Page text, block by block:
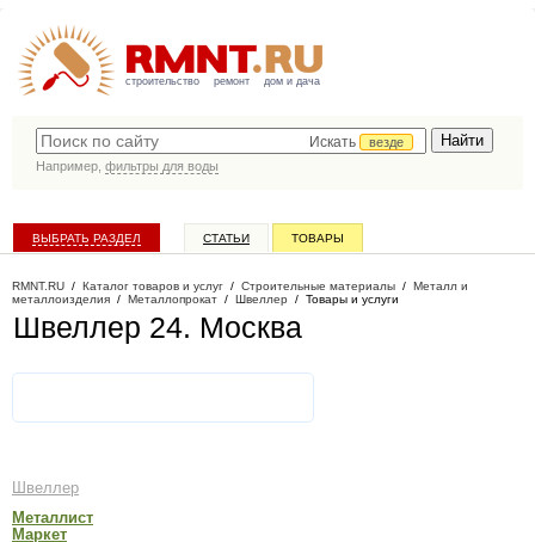
строительство ремонт дом и дача
Искать
везде
Например, фильтры для воды
ВЫБРАТЬ РАЗДЕЛ СТАТЬИ ТОВАРЫ
RMNT.RU / Каталог товаров и услуг / Строительные материалы / Металл и
металлоизделия / Металлопрокат / Швеллер / Товары и услуги
Швеллер 24. Москва
Швеллер
Металлист
Маркет